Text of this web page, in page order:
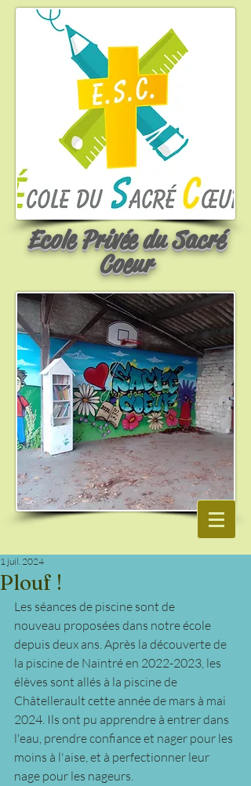
Ecole Privée du Sacré
Coeur
Plouf !
1 juil. 2024
Les séances de piscine sont de
nouveau proposées dans notre école
depuis deux ans. Après la découverte de
la piscine de Naintré en 2022-2023, les
élèves sont allés à la piscine de
Châtellerault cette année de mars à mai
2024. Ils ont pu apprendre à entrer dans
l'eau, prendre confiance et nager pour les
moins à l'aise, et à perfectionner leur
nage pour les nageurs.